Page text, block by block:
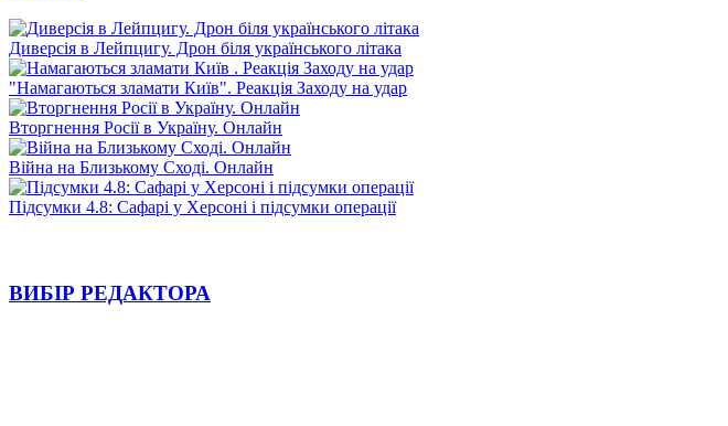
Диверсія в Лейпцигу. Дрон біля українського літака
"Намагаються зламати Київ". Реакція Заходу на удар
Вторгнення Росії в Україну. Онлайн
Війна на Близькому Сході. Онлайн
Підсумки 4.8: Сафарі у Херсоні і підсумки операції
ВИБІР РЕДАКТОРА